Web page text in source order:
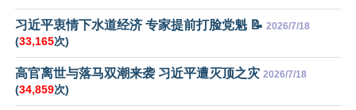
习近平衷情下水道经济 专家提前打脸党魁 📝 2026/7/18
(33,165次)
高官离世与落马双潮来袭 习近平遭灭顶之灾 2026/7/18
(34,859次)